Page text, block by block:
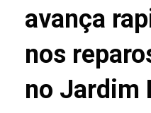
avança
nos
no Jardim